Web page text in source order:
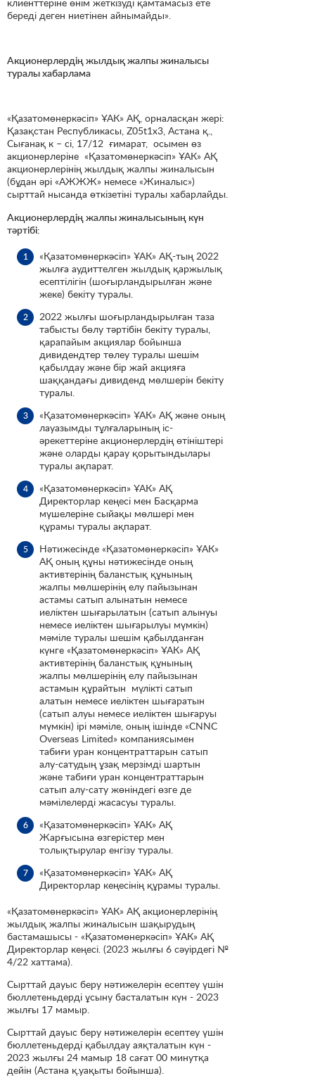
клиенттеріне өнім жеткізуді қамтамасыз ете
береді деген ниетінен айнымайды».
Акционерлердің жылдық жалпы жиналысы
туралы хабарлама
«Қазатомөнеркәсіп» ҰАК» АҚ, орналасқан жері:
Қазақстан Республикасы, Z05t1x3, Астана қ.,
Сығанақ к – сі, 17/12 ғимарат, осымен өз
акционерлеріне «Қазатомөнеркәсіп» ҰАК» АҚ
акционерлерінің жылдық жалпы жиналысын
(бұдан әрі «АЖЖЖ» немесе «Жиналыс»)
сырттай нысанда өткізетіні туралы хабарлайды.
Акционерлердің жалпы жиналысының күн
тәртібі:
«Қазатомөнеркәсіп» ҰАК» АҚ-тың 2022
жылға аудиттелген жылдық қаржылық
есептілігін (шоғырландырылған және
жеке) бекіту туралы.
2022 жылғы шоғырландырылған таза
табысты бөлу тәртібін бекіту туралы,
қарапайым акциялар бойынша
дивидендтер төлеу туралы шешім
қабылдау және бір жай акцияға
шаққандағы дивиденд мөлшерін бекіту
туралы.
«Қазатомөнеркәсіп» ҰАК» АҚ және оның
лауазымды тұлғаларының іс-
әрекеттеріне акционерлердің өтініштері
және оларды қарау қорытындылары
туралы ақпарат.
«Қазатомөнеркәсіп» ҰАК» АҚ
Директорлар кеңесі мен Басқарма
мүшелеріне сыйақы мөлшері мен
құрамы туралы ақпарат.
Нәтижесінде «Қазатомөнеркәсіп» ҰАК»
АҚ оның құны нәтижесінде оның
активтерінің баланстық құнының
жалпы мөлшерінің елу пайызынан
астамы сатып алынатын немесе
иеліктен шығарылатын (сатып алынуы
немесе иеліктен шығарылуы мүмкін)
мәміле туралы шешім қабылданған
күнге «Қазатомөнеркәсіп» ҰАК» АҚ
активтерінің баланстық құнының
жалпы мөлшерінің елу пайызынан
астамын құрайтын мүлікті сатып
алатын немесе иеліктен шығаратын
(сатып алуы немесе иеліктен шығаруы
мүмкін) ірі мәміле, оның ішінде «CNNC
Overseas Limited» компаниясымен
табиғи уран концентраттарын сатып
алу-сатудың ұзақ мерзімді шартын
және табиғи уран концентраттарын
сатып алу-сату жөніндегі өзге де
мәмілелерді жасасуы туралы.
«Қазатомөнеркәсіп» ҰАК» АҚ
Жарғысына өзгерістер мен
толықтырулар енгізу туралы.
«Қазатомөнеркәсіп» ҰАК» АҚ
Директорлар кеңесінің құрамы туралы.
«Қазатомөнеркәсіп» ҰАК» АҚ акционерлерінің
жылдық жалпы жиналысын шақырудың
бастамашысы - «Қазатомөнеркәсіп» ҰАК» АҚ
Директорлар кеңесі. (2023 жылғы 6 сәуірдегі №
4/22 хаттама).
Сырттай дауыс беру нәтижелерін есептеу үшін
бюллетеньдерді ұсыну басталатын күн - 2023
жылғы 17 мамыр.
Сырттай дауыс беру нәтижелерін есептеу үшін
бюллетеньдерді қабылдау аяқталатын күн -
2023 жылғы 24 мамыр 18 сағат 00 минутқа
дейін (Астана қ.уақыты бойынша).